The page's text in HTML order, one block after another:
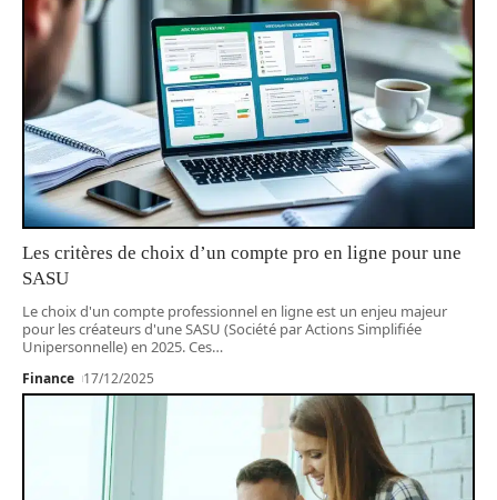
Les critères de choix d’un compte pro en ligne pour une
SASU
Le choix d'un compte professionnel en ligne est un enjeu majeur
pour les créateurs d'une SASU (Société par Actions Simplifiée
Unipersonnelle) en 2025. Ces…
Finance 17/12/2025